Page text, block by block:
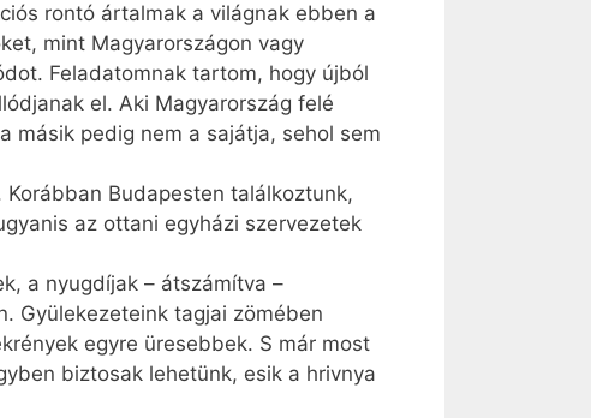
rontó ártalmak a világnak ebben a
mint ­Magyarországon vagy
Feladatomnak tartom, hogy újból
el. Aki Magyarország felé
másik pedig nem a sajátja, sehol sem
Budapesten találkoztunk,
az ottani egyházi szervezetek
a nyugdíjak – átszámítva –
Gyülekezeteink tagjai zömében
egyre üresebbek. S már most
biztosak lehetünk, esik a hrivnya